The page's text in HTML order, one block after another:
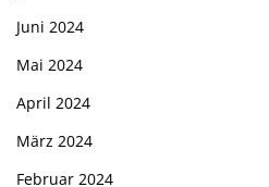
Juni 2024
Mai 2024
April 2024
März 2024
Februar 2024